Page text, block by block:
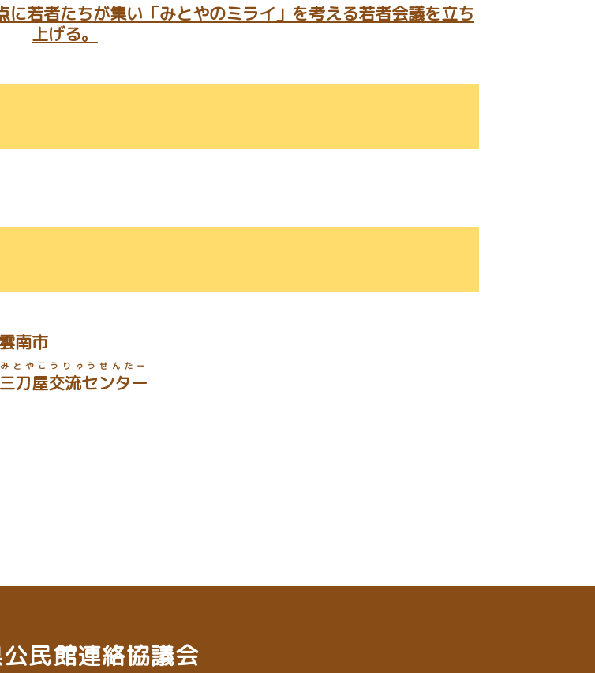
に若者たちが集い「みとやのミライ」を考える若者会議を立ち
上げる。
雲南市
三刀屋交流センター
みとやこうりゅうせんたー
民館連絡協議会